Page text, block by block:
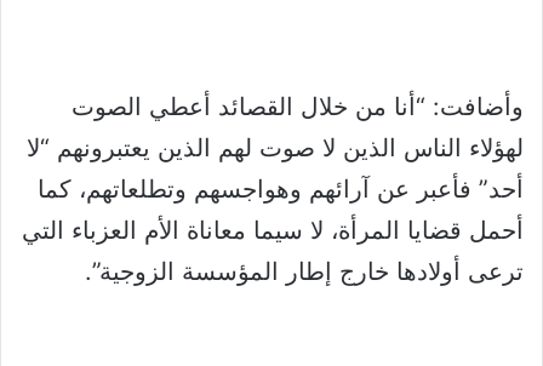
وأضافت: “أنا من خلال القصائد أعطي الصوت
لهؤلاء الناس الذين لا صوت لهم الذين يعتبرونهم “لا
أحد” فأعبر عن آرائهم وهواجسهم وتطلعاتهم، كما
أحمل قضايا المرأة، لا سيما معاناة الأم العزباء التي
ترعى أولادها خارج إطار المؤسسة الزوجية”.